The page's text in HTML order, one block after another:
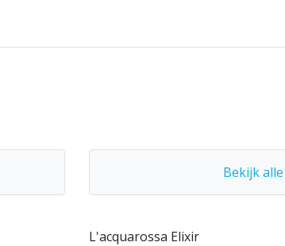
Bekijk alle
L'acquarossa Elixir